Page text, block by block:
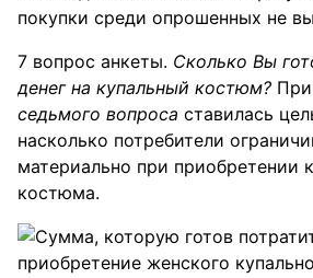
покупки среди опрошенных не
7 вопрос анкеты. Сколько Вы
денег на купальный костюм?
седьмого вопроса ставилась
насколько потребители
материально при приобретении
костюма.